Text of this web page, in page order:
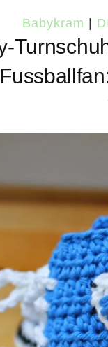
Babykram |